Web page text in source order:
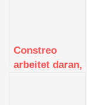
Constreo
arbeitet daran,